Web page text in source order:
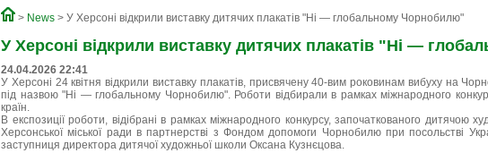
> News > У Херсоні відкрили виставку дитячих плакатів "Ні — глобальному Чорнобилю"
У Херсоні відкрили виставку дитячих плакатів "Ні —
24.04.2026 22:41
У Херсоні 24 квітня відкрили виставку плакатів, присвячену 40-вим роковинам вибуху на
під назвою "Ні — глобальному Чорнобилю". Роботи відбирали в рамках міжнародного
країн.
В експозиції роботи, відібрані в рамках міжнародного конкурсу, започаткованого дитячою
Херсонської міської ради в партнерстві з Фондом допомоги Чорнобилю при посольстві
заступниця директора дитячої художньої школи Оксана Кузнєцова.